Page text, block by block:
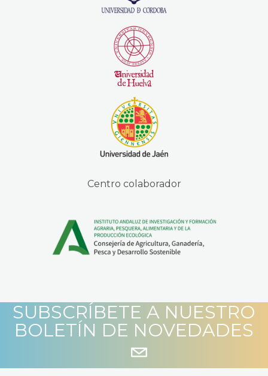
Centro colaborador
SUBSCRÍBETE A NUESTRO
BOLETÍN DE NOVEDADES